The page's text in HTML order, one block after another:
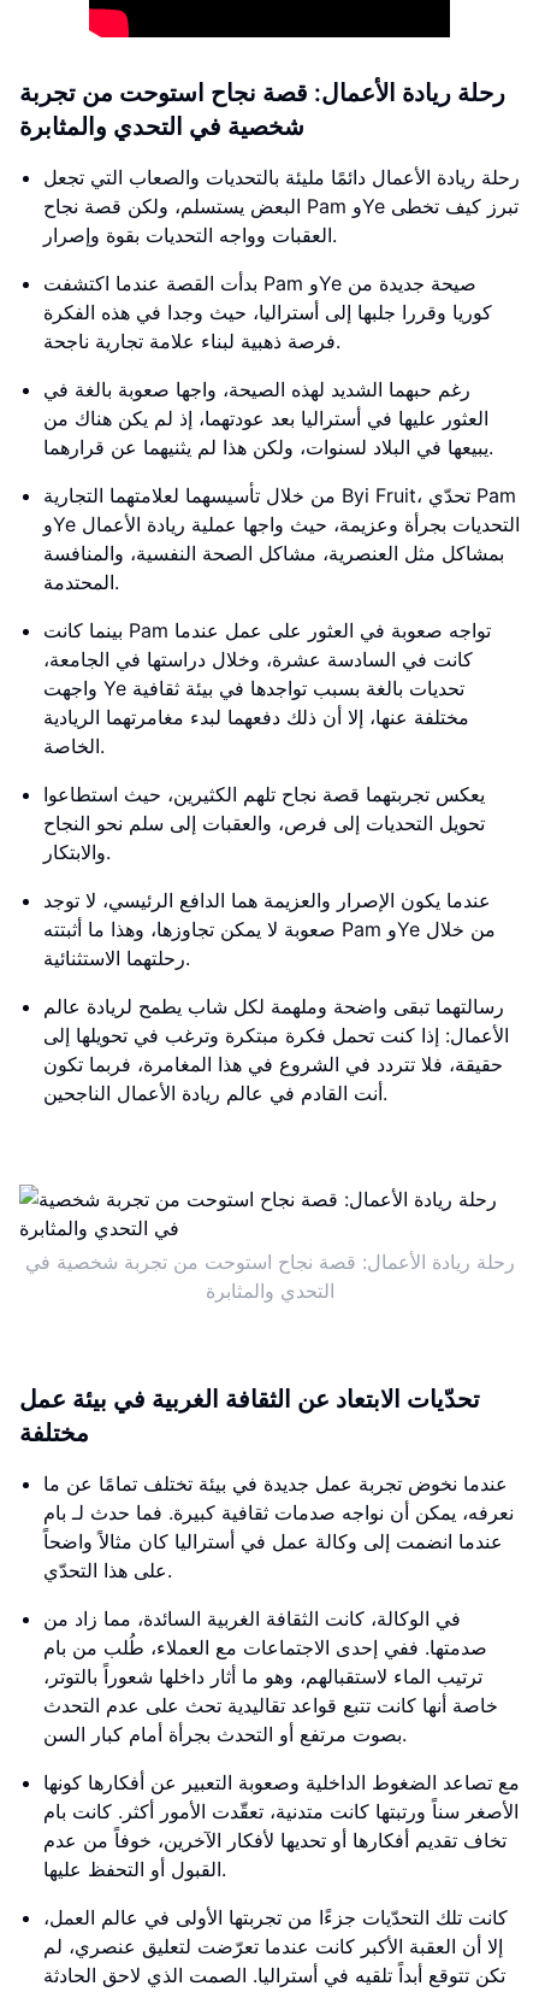
رحلة ريادة الأعمال: قصة نجاح استوحت من تجربة
شخصية في التحدي والمثابرة
رحلة ريادة الأعمال دائمًا مليئة بالتحديات والصعاب التي تجعل
البعض يستسلم، ولكن قصة نجاح Pam وYe تبرز كيف تخطى
العقبات وواجه التحديات بقوة وإصرار.
بدأت القصة عندما اكتشفت Pam وYe صيحة جديدة من
كوريا وقررا جلبها إلى أستراليا، حيث وجدا في هذه الفكرة
فرصة ذهبية لبناء علامة تجارية ناجحة.
رغم حبهما الشديد لهذه الصيحة، واجها صعوبة بالغة في
العثور عليها في أستراليا بعد عودتهما، إذ لم يكن هناك من
يبيعها في البلاد لسنوات، ولكن هذا لم يثنيهما عن قرارهما.
من خلال تأسيسهما لعلامتهما التجارية Byi Fruit، تحدّي Pam
وYe التحديات بجرأة وعزيمة، حيث واجها عملية ريادة الأعمال
بمشاكل مثل العنصرية، مشاكل الصحة النفسية، والمنافسة
المحتدمة.
بينما كانت Pam تواجه صعوبة في العثور على عمل عندما
كانت في السادسة عشرة، وخلال دراستها في الجامعة،
واجهت Ye تحديات بالغة بسبب تواجدها في بيئة ثقافية
مختلفة عنها، إلا أن ذلك دفعهما لبدء مغامرتهما الريادية
الخاصة.
يعكس تجربتهما قصة نجاح تلهم الكثيرين، حيث استطاعوا
تحويل التحديات إلى فرص، والعقبات إلى سلم نحو النجاح
والابتكار.
عندما يكون الإصرار والعزيمة هما الدافع الرئيسي، لا توجد
صعوبة لا يمكن تجاوزها، وهذا ما أثبتته Pam وYe من خلال
رحلتهما الاستثنائية.
رسالتهما تبقى واضحة وملهمة لكل شاب يطمح لريادة عالم
الأعمال: إذا كنت تحمل فكرة مبتكرة وترغب في تحويلها إلى
حقيقة، فلا تتردد في الشروع في هذا المغامرة، فربما تكون
أنت القادم في عالم ريادة الأعمال الناجحين.
رحلة ريادة الأعمال: قصة نجاح استوحت من تجربة شخصية في
التحدي والمثابرة
تحدّيات الابتعاد عن الثقافة الغربية في بيئة عمل
مختلفة
عندما نخوض تجربة عمل جديدة في بيئة تختلف تمامًا عن ما
نعرفه، يمكن أن نواجه صدمات ثقافية كبيرة. فما حدث لـ بام
عندما انضمت إلى وكالة عمل في أستراليا كان مثالاً واضحاً
على هذا التحدّي.
في الوكالة، كانت الثقافة الغربية السائدة، مما زاد من
صدمتها. ففي إحدى الاجتماعات مع العملاء، طُلب من بام
ترتيب الماء لاستقبالهم، وهو ما أثار داخلها شعوراً بالتوتر،
خاصة أنها كانت تتبع قواعد تقاليدية تحث على عدم التحدث
بصوت مرتفع أو التحدث بجرأة أمام كبار السن.
مع تصاعد الضغوط الداخلية وصعوبة التعبير عن أفكارها كونها
الأصغر سناً ورتبتها كانت متدنية، تعقّدت الأمور أكثر. كانت بام
تخاف تقديم أفكارها أو تحديها لأفكار الآخرين، خوفاً من عدم
القبول أو التحفظ عليها.
كانت تلك التحدّيات جزءًا من تجربتها الأولى في عالم العمل،
إلا أن العقبة الأكبر كانت عندما تعرّضت لتعليق عنصري، لم
تكن تتوقع أبداً تلقيه في أستراليا. الصمت الذي لاحق الحادثة